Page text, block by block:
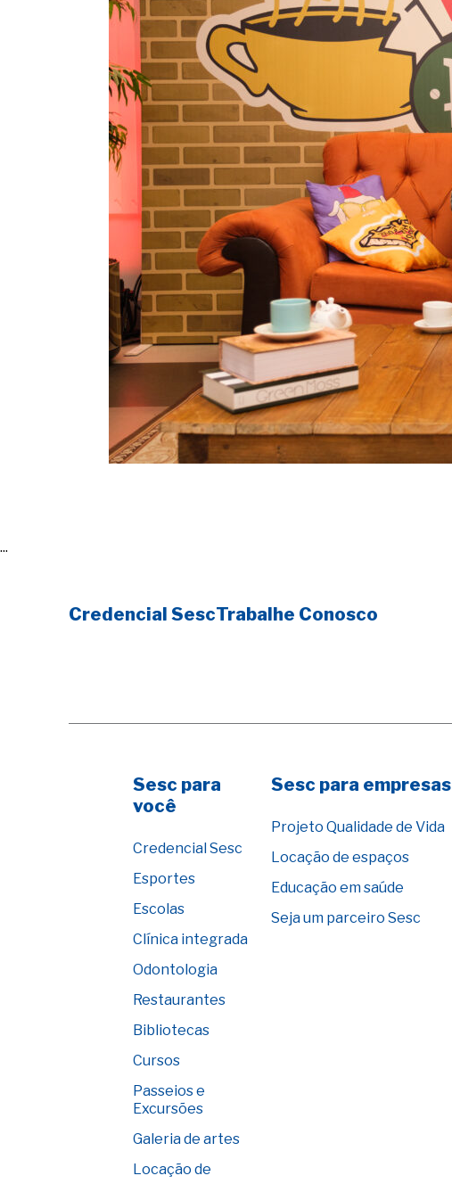
...
Credencial SescTrabalhe Conosco
Sesc para
você
Credencial Sesc
Esportes
Escolas
Clínica integrada
Odontologia
Restaurantes
Bibliotecas
Cursos
Passeios e
Excursões
Galeria de artes
Locação de
Sesc para empresas
Projeto Qualidade de Vida
Locação de espaços
Educação em saúde
Seja um parceiro Sesc